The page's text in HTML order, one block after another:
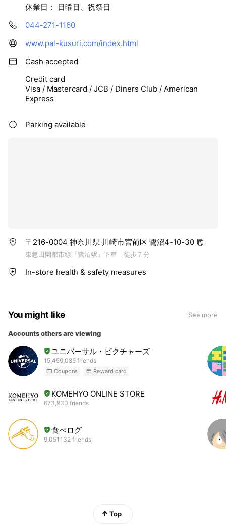
休業日： 日曜日、祝祭日
044-271-1160
www.pal-kusuri.com/index.html
Cash accepted
Credit card
Visa / Mastercard / JCB / Diners Club / American
Express
Parking available
〒216-0004 神奈川県 川崎市宮前区 鷺沼4-10-30
東急田園都市線『鷺沼駅』下車 徒歩７分
In-store health & safety measures
You might like See more
Accounts others are viewing
ユニバーサル・ピクチャーズ
15,459,085 friends
Coupons Reward card
KOMEHYO ONLINE STORE
673,930 friends
食べログ
9,051,132 friends
Top